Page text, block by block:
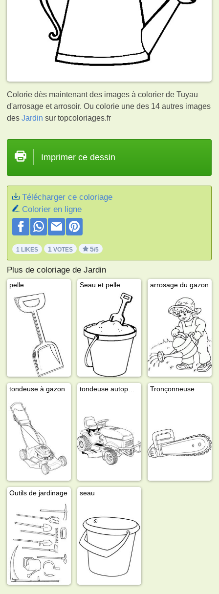
Colorie dès maintenant des images à colorier de Tuyau
d'arrosage et arrosoir. Ou colorie une des 14 autres images
desJardin sur topcoloriages.fr
Imprimer ce dessin
Télécharger ce coloriage
Colorier en ligne
1 LIKES 1 VOTES 5/5
Plus de coloriage de Jardin
pelle Seau et pelle arrosage du gazon
tondeuse à gazon Tronçonneuse
Outils de jardinage seau